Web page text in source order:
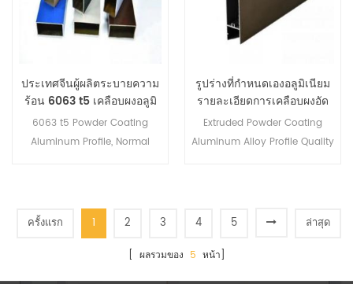
used for Curtain Wall
Decoration.
ประเทศจีนผู้ผลิตระบายความ
ร้อน 6063 t5 เคลือบผงอลูมิ
เนียมหน้าต่างการอัดขึ้นรูป
รายละเอียด
6063 t5 Powder Coating
Aluminum Profile, Normal
รูปร่างที่กำหนดเองอลูมิเนียม
รายละเอียดการเคลือบผงอัด
อลูมิเนียม
Extruded Powder Coating
Aluminum Alloy Profile Quality
Machine.
ครั้งแรก 1 2 3 4 5 ล่าสุด
[ ผลรวมของ 5 หน้า]